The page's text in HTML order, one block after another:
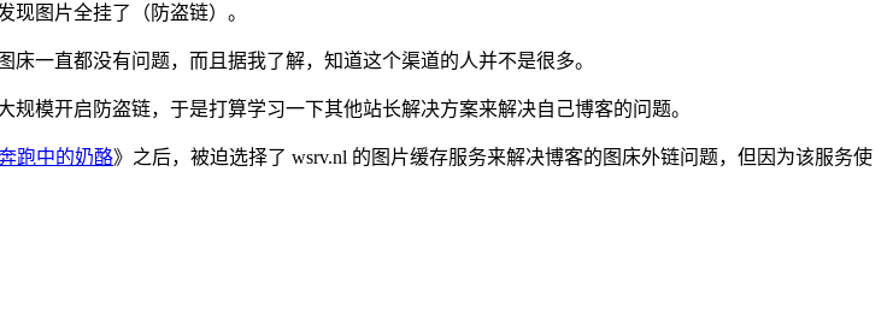
图片全挂了（防盗链）。
一直都没有问题，而且据我了解，知道这个渠道的人并不是很多。
模开启防盗链，于是打算学习一下其他站长解决方案来解决自己博客的问题。
跑中的奶酪》之后，被迫选择了 wsrv.nl 的图片缓存服务来解决博客的图床外链问题，但因为该服务使